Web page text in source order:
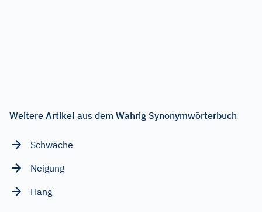
Weitere Artikel aus dem Wahrig Synonymwörterbuch
Schwäche
Neigung
Hang